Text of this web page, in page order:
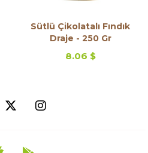
Sütlü Çikolatalı Fındık
Draje - 250 Gr
8.06 $